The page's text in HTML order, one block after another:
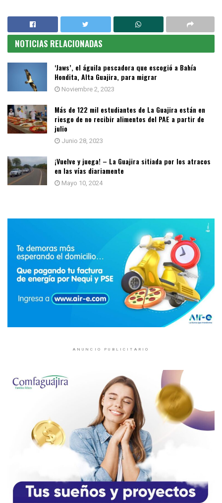
NOTICIAS RELACIONADAS
‘Jaws’, el águila pescadora que escogió a Bahía
Hondita, Alta Guajira, para migrar
Noviembre 2, 2023
Más de 122 mil estudiantes de La Guajira están en
riesgo de no recibir alimentos del PAE a partir de
julio
Junio 28, 2023
¡Vuelve y juega! – La Guajira sitiada por los atracos
en las vías diariamente
Mayo 10, 2024
ANUNCIO PUBLICITARIO